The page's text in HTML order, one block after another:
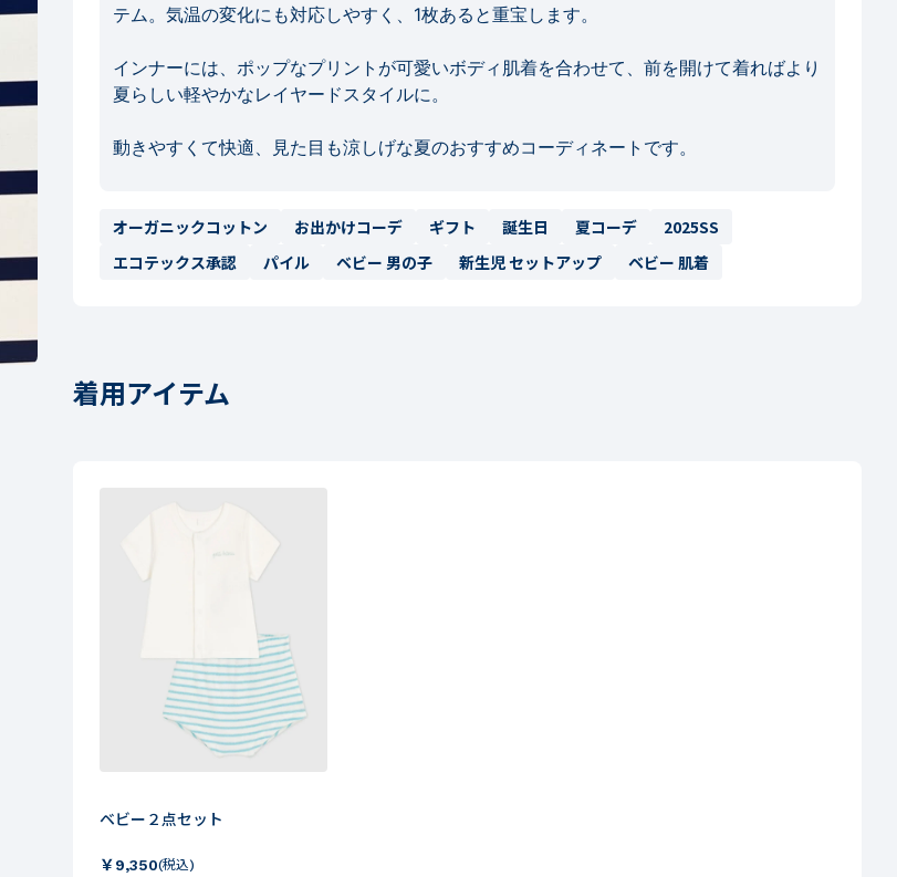
テム。気温の変化にも対応しやすく、1枚あると重宝します。
インナーには、ポップなプリントが可愛いボディ肌着を合わせて、前を開けて着ればより
夏らしい軽やかなレイヤードスタイルに。
動きやすくて快適、見た目も涼しげな夏のおすすめコーディネートです。
オーガニックコットン お出かけコーデ ギフト 誕生日 夏コーデ
2025SS
エコテックス承認
パイル ベビー 男の子 新生児 セットアップ ベビー 肌着
着用アイテム
ベビー２点セット
￥9,350(税込)